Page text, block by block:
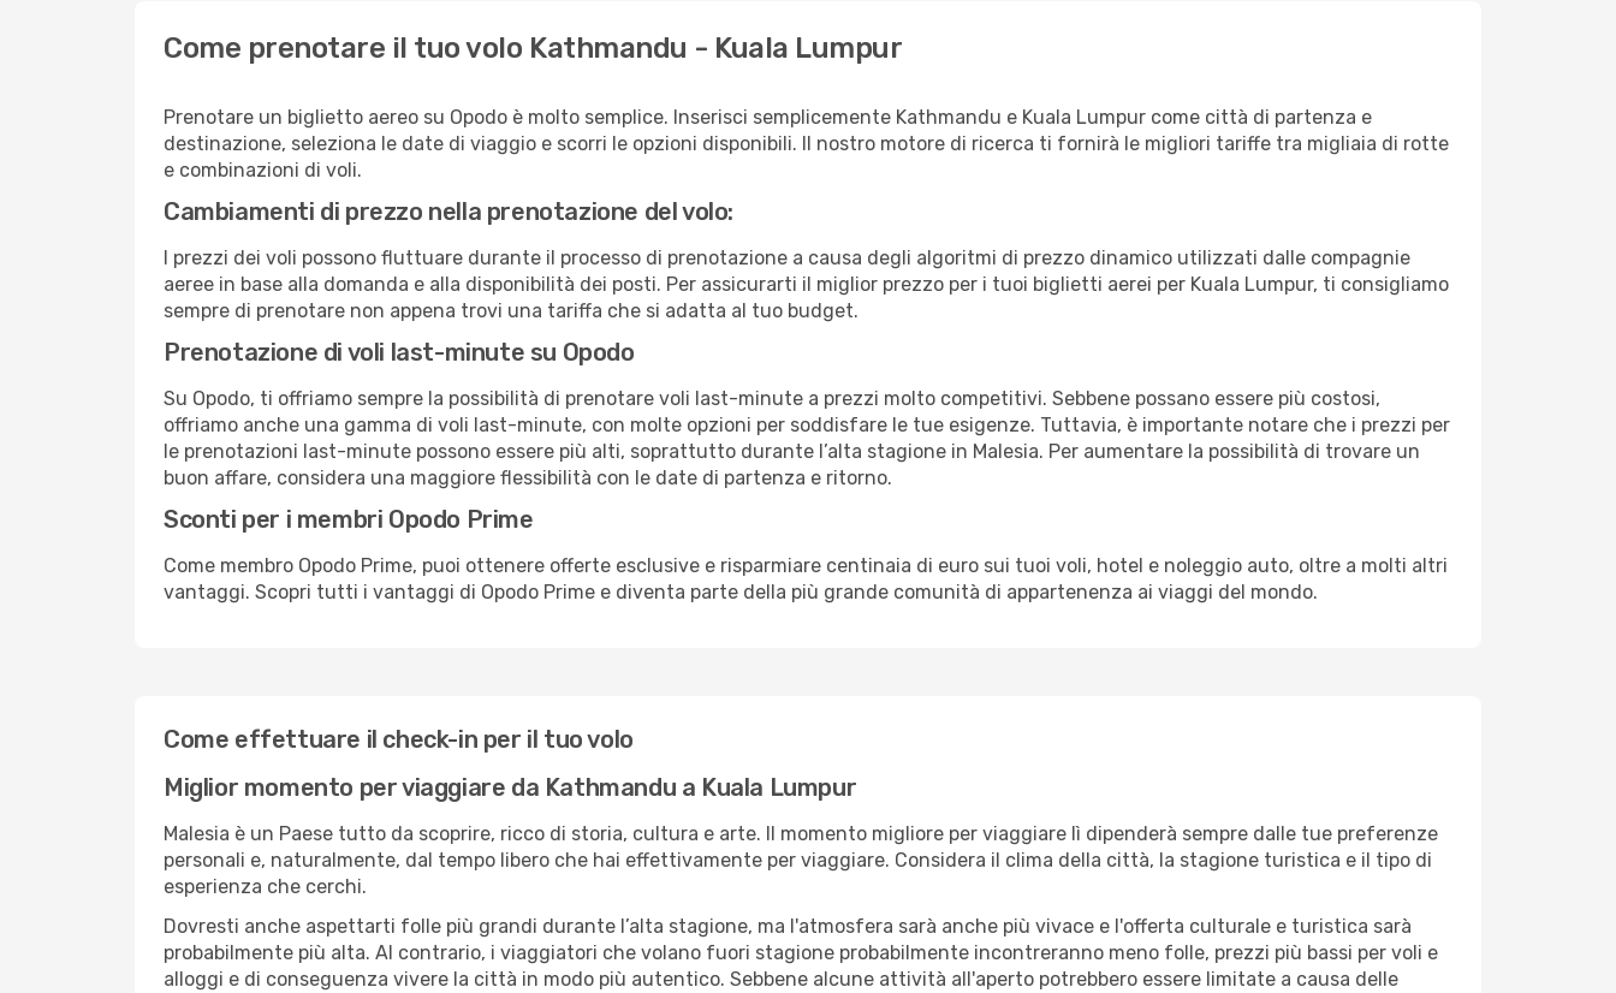
Come prenotare il tuo volo Kathmandu - Kuala Lumpur
Prenotare un biglietto aereo su Opodo è molto semplice. Inserisci semplicemente Kathmandu e Kuala Lumpur come città di partenza e
destinazione, seleziona le date di viaggio e scorri le opzioni disponibili. Il nostro motore di ricerca ti fornirà le migliori tariffe tra migliaia di rotte
e combinazioni di voli.
Cambiamenti di prezzo nella prenotazione del volo:
I prezzi dei voli possono fluttuare durante il processo di prenotazione a causa degli algoritmi di prezzo dinamico utilizzati dalle compagnie
aeree in base alla domanda e alla disponibilità dei posti. Per assicurarti il miglior prezzo per i tuoi biglietti aerei per Kuala Lumpur, ti consigliamo
sempre di prenotare non appena trovi una tariffa che si adatta al tuo budget.
Prenotazione di voli last-minute su Opodo
Su Opodo, ti offriamo sempre la possibilità di prenotare voli last-minute a prezzi molto competitivi. Sebbene possano essere più costosi,
offriamo anche una gamma di voli last-minute, con molte opzioni per soddisfare le tue esigenze. Tuttavia, è importante notare che i prezzi per
le prenotazioni last-minute possono essere più alti, soprattutto durante l’alta stagione in Malesia. Per aumentare la possibilità di trovare un
buon affare, considera una maggiore flessibilità con le date di partenza e ritorno.
Sconti per i membri Opodo Prime
Come membro Opodo Prime, puoi ottenere offerte esclusive e risparmiare centinaia di euro sui tuoi voli, hotel e noleggio auto, oltre a molti altri
vantaggi. Scopri tutti i vantaggi di Opodo Prime e diventa parte della più grande comunità di appartenenza ai viaggi del mondo.
Come effettuare il check-in per il tuo volo
Miglior momento per viaggiare da Kathmandu a Kuala Lumpur
Malesia è un Paese tutto da scoprire, ricco di storia, cultura e arte. Il momento migliore per viaggiare lì dipenderà sempre dalle tue preferenze
personali e, naturalmente, dal tempo libero che hai effettivamente per viaggiare. Considera il clima della città, la stagione turistica e il tipo di
esperienza che cerchi.
Dovresti anche aspettarti folle più grandi durante l’alta stagione, ma l'atmosfera sarà anche più vivace e l'offerta culturale e turistica sarà
probabilmente più alta. Al contrario, i viaggiatori che volano fuori stagione probabilmente incontreranno meno folle, prezzi più bassi per voli e
alloggi e di conseguenza vivere la città in modo più autentico. Sebbene alcune attività all'aperto potrebbero essere limitate a causa delle